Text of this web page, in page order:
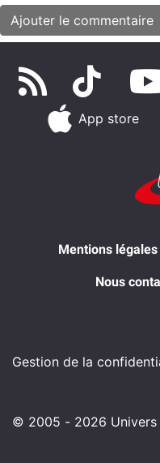
App store
Mentions légales
Nous
Gestion de la
© 2005 - 2026 Univers